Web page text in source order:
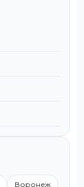
Воронеж